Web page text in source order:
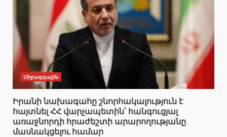
Միջազգային
Իրանի նախագահը շնորհակալություն է
հայտնել ՀՀ վարչապետին՝ հանգուցյալ
առաջնորդի հրաժեշտի արարողությանը
մասնակցելու համար